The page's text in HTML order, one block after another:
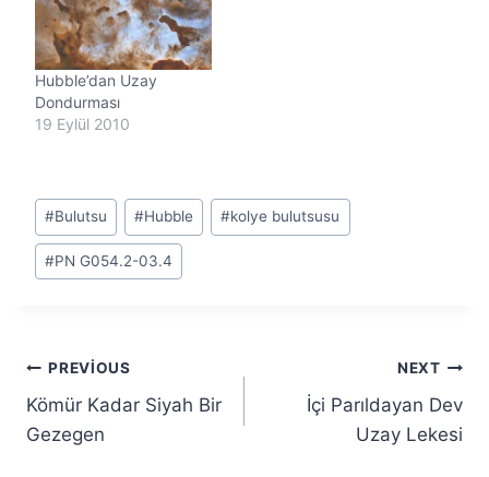
Hubble’dan Uzay
Dondurması
19 Eylül 2010
Post
Tags:
#Bulutsu #Hubble #kolye bulutsusu
#PN G054.2-03.4
Yazı
gezinmesi
PREVIOUS
Kömür Kadar Siyah Bir
Gezegen
NEXT
İçi Parıldayan Dev
Uzay Lekesi